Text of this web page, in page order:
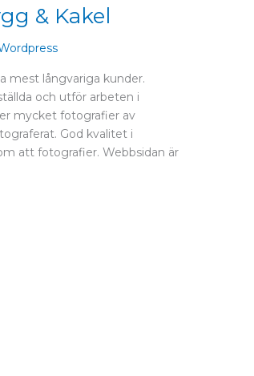
& Kakel
mest långvariga kunder.
och utför arbeten i
mycket fotografier av
God kvalitet i
att fotografier. Webbsidan är